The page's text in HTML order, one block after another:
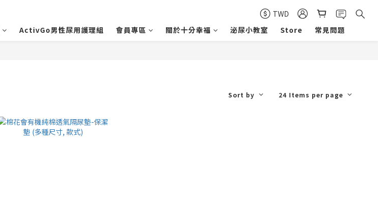
TWD
ActivGo男性尿用護理組 會員專區 關於十分幸福 泌尿小教室 Store 常見問題
Sort by 24 Items per page